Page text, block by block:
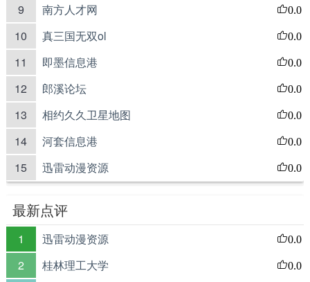
9 南方人才网 0.0
10 真三国无双ol 0.0
11 即墨信息港 0.0
12 郎溪论坛 0.0
13 相约久久卫星地图 0.0
14 河套信息港 0.0
15 迅雷动漫资源 0.0
最新点评
1 迅雷动漫资源 0.0
2 桂林理工大学 0.0